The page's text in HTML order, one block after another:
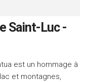
Saint-Luc -
est un hommage à
et montagnes,